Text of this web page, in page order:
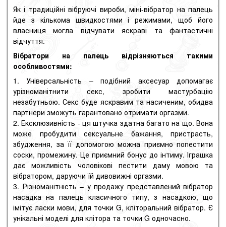
Як і традиційні вібруючі вироби, міні-вібратор на палець
йде з кількома швидкостями і режимами, щоб його
власниця могла відчувати яскраві та фантастичні
відчуття.
Вібратори на палець відрізняються такими
особливостями:
Універсальність – подібний аксесуар допомагає
урізноманітнити секс, зробити мастурбацію
незабутньою. Секс буде яскравим та насиченим, обидва
партнери зможуть гарантовано отримати оргазми.
Ексклюзивність - ця штучка здатна багато на що. Вона
може пробудити сексуальне бажання, пристрасть,
збудження, за її допомогою можна приємно попестити
соски, промежину. Це приємний бонус до інтиму. Іграшка
дає можливість чоловікові пестити даму мовою та
вібратором, даруючи їй дивовижні оргазми.
Різноманітність – у продажу представлений вібратор
насадка на палець класичного типу, з насадкою, що
імітує ласки мови, для точки G, кліторальний вібратор. Є
унікальні моделі для клітора та точки G одночасно.